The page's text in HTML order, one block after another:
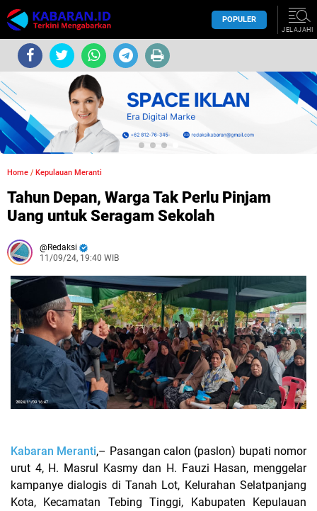
POPULER
JELAJAHI
Home / Kepulauan Meranti
Tahun Depan, Warga Tak Perlu Pinjam
Uang untuk Seragam Sekolah
Redaksi
11/09/24, 19:40 WIB
Kabaran Meranti,– Pasangan calon (paslon) bupati nomor
urut 4, H. Masrul Kasmy dan H. Fauzi Hasan, menggelar
kampanye dialogis di Tanah Lot, Kelurahan Selatpanjang
Kota, Kecamatan Tebing Tinggi, Kabupaten Kepulauan